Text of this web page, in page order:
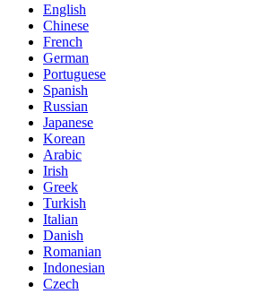
English
Chinese
French
German
Portuguese
Spanish
Russian
Japanese
Korean
Arabic
Irish
Greek
Turkish
Italian
Danish
Romanian
Indonesian
Czech